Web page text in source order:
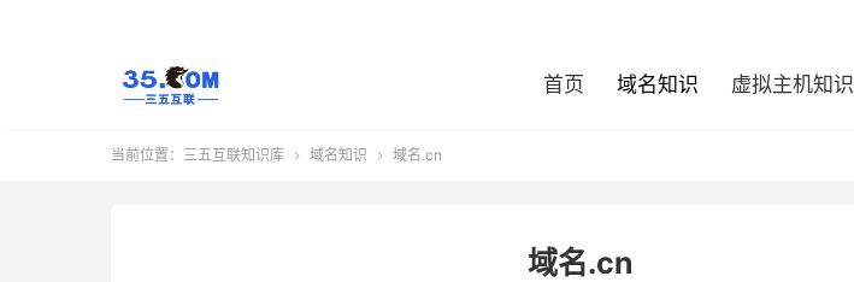
首页 域名知识 虚拟主机知识
当前位置： 三五互联知识库  域名知识  域名.cn
域名.cn